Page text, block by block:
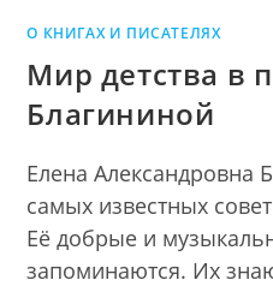
О КНИГАХ И ПИСАТЕЛЯХ
Мир детства в
Благининой
Елена Александровна
самых известных
Её добрые и
запоминаются. Их